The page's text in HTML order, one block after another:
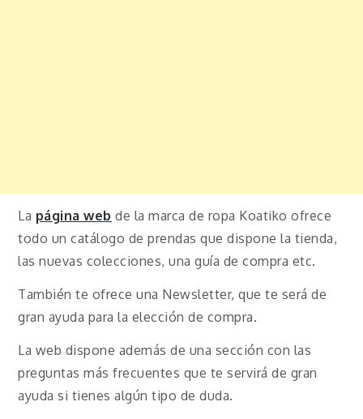
La página web de la marca de ropa Koatiko ofrece
todo un catálogo de prendas que dispone la tienda,
las nuevas colecciones, una guía de compra etc.
También te ofrece una Newsletter, que te será de
gran ayuda para la elección de compra.
La web dispone además de una sección con las
preguntas más frecuentes que te servirá de gran
ayuda si tienes algún tipo de duda.